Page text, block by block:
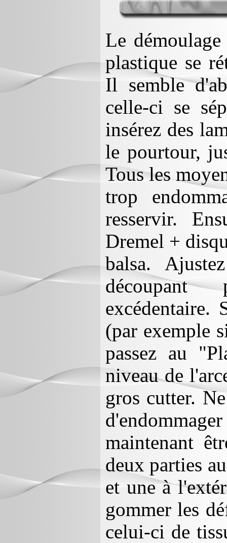
Le
plastique se
Il semble
celle-ci se
insérez des
le pourtour,
Tous les
trop
resservir.
Dremel +
balsa.
découpant
excédentaire.
(par exemple
passez au
niveau de
gros cutter.
maintenant
deux parties
et une à
gommer les
celui-ci de